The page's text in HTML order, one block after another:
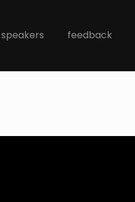
speakers feedback